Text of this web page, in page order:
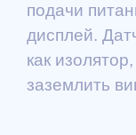
подачи
дисплей.
как
заземлить